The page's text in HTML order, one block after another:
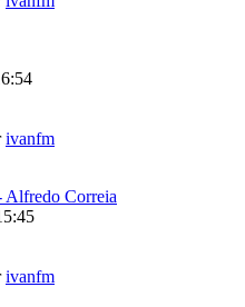
ivanfm
Alfredo Correia
ivanfm